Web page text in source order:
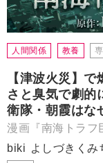
人間関係 教養
【津波火災】
さと臭気で劇的
衛隊・朝霞はな
漫画『南海トラフ
biki よしづきくみ